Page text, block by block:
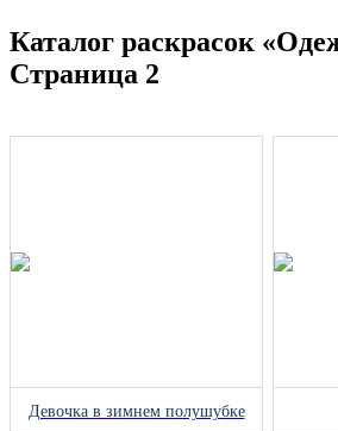
Каталог раскрасок
Страница 2
Девочка в зимнем полушубке